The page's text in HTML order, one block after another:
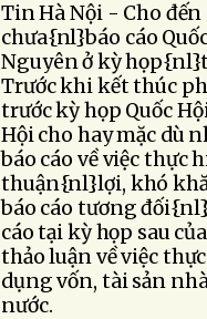
Tin Hà Nội - Cho
chưa{nl}báo cáo
Nguyên ở kỳ
Trước khi kết thúc
trước kỳ họp Quốc
Hội cho hay mặc dù
báo cáo về việc thực
thuận{nl}lợi, khó
báo cáo tương
cáo tại kỳ họp sau
thảo luận về việc
dụng vốn, tài sản
nước.